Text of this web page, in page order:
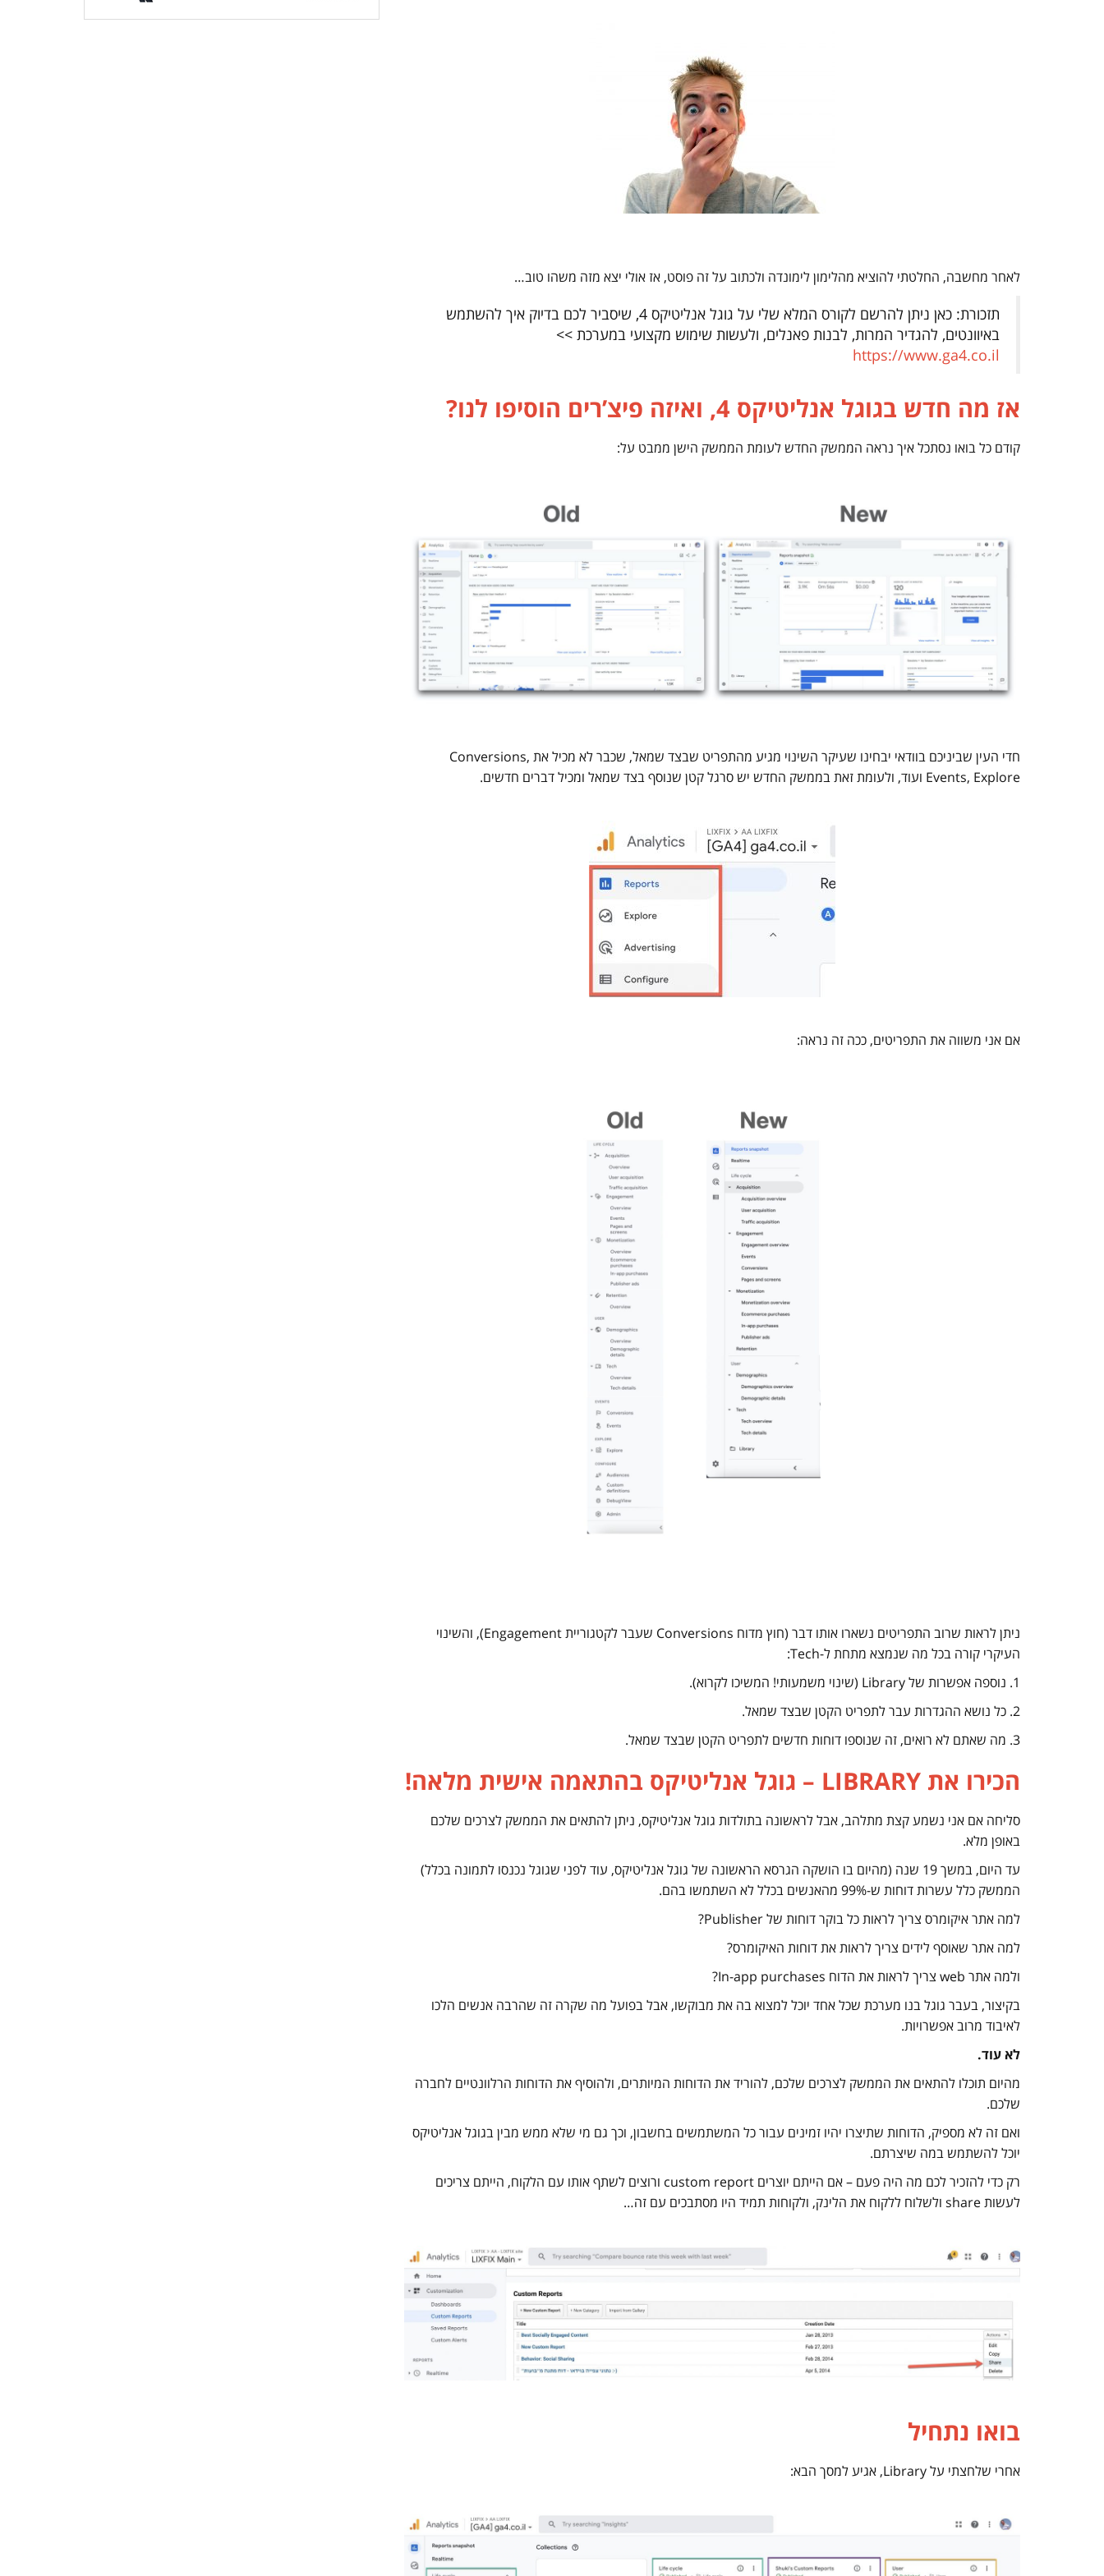
לאחר מחשבה, החלטתי להוציא מהלימון לימונדה ולכתוב על זה פוסט, אז אולי יצא מזה משהו טוב…
תזכורת: כאן ניתן להרשם לקורס המלא שלי על גוגל אנליטיקס 4, שיסביר לכם בדיוק איך להשתמש
באיוונטים, להגדיר המרות, לבנות פאנלים, ולעשות שימוש מקצועי במערכת >>
https://www.ga4.co.il
אז מה חדש בגוגל אנליטיקס 4, ואיזה פיצ’רים הוסיפו לנו?
קודם כל בואו נסתכל איך נראה הממשק החדש לעומת הממשק הישן ממבט על:
חדי העין שביניכם בוודאי יבחינו שעיקר השינוי מגיע מהתפריט שבצד שמאל, שכבר לא מכיל את Conversions,
Events, Explore ועוד, ולעומת זאת בממשק החדש יש סרגל קטן שנוסף בצד שמאל ומכיל דברים חדשים.
אם אני משווה את התפריטים, ככה זה נראה:
ניתן לראות שרוב התפריטים נשארו אותו דבר (חוץ מדוח Conversions שעבר לקטגוריית Engagement), והשינוי
העיקרי קורה בכל מה שנמצא מתחת ל-Tech:
1. נוספה אפשרות של Library (שינוי משמעותי! המשיכו לקרוא).
2. כל נושא ההגדרות עבר לתפריט הקטן שבצד שמאל.
3. מה שאתם לא רואים, זה שנוספו דוחות חדשים לתפריט הקטן שבצד שמאל.
הכירו את LIBRARY – גוגל אנליטיקס בהתאמה אישית מלאה!
סליחה אם אני נשמע קצת מתלהב, אבל לראשונה בתולדות גוגל אנליטיקס, ניתן להתאים את הממשק לצרכים שלכם
באופן מלא.
עד היום, במשך 19 שנה (מהיום בו הושקה הגרסא הראשונה של גוגל אנליטיקס, עוד לפני שגוגל נכנסו לתמונה בכלל)
הממשק כלל עשרות דוחות ש-99% מהאנשים בכלל לא השתמשו בהם.
למה אתר איקומרס צריך לראות כל בוקר דוחות של Publisher?
למה אתר שאוסף לידים צריך לראות את דוחות האיקומרס?
ולמה אתר web צריך לראות את הדוח In-app purchases?
בקיצור, בעבר גוגל בנו מערכת שכל אחד יוכל למצוא בה את מבוקשו, אבל בפועל מה שקרה זה שהרבה אנשים הלכו
לאיבוד מרוב אפשרויות.
לא עוד.
מהיום תוכלו להתאים את הממשק לצרכים שלכם, להוריד את הדוחות המיותרים, ולהוסיף את הדוחות הרלוונטיים לחברה
שלכם.
ואם זה לא מספיק, הדוחות שתיצרו יהיו זמינים עבור כל המשתמשים בחשבון, וכך גם מי שלא ממש מבין בגוגל אנליטיקס
יוכל להשתמש במה שיצרתם.
רק כדי להזכיר לכם מה היה פעם – אם הייתם יוצרים custom report ורוצים לשתף אותו עם הלקוח, הייתם צריכים
לעשות share ולשלוח ללקוח את הלינק, ולקוחות תמיד היו מסתבכים עם זה…
בואו נתחיל
אחרי שלחצתי על Library, אגיע למסך הבא: